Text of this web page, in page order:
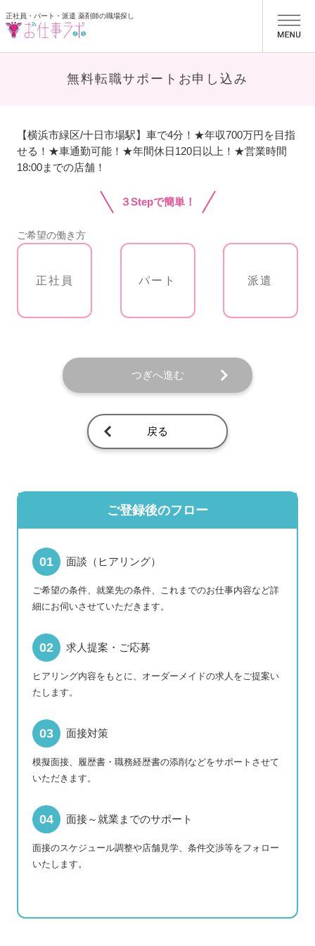
正社員・パート・派遣 薬剤師の職場探し
無料転職サポートお申し込み
【横浜市緑区/十日市場駅】車で4分！★年収700万円を目指
せる！★車通勤可能！★年間休日120日以上！★営業時間
18:00までの店舗！
３Stepで簡単！
ご希望の働き方
正社員 パート 派遣
つぎへ進む
戻る
ご登録後のフロー
面談（ヒアリング）
ご希望の条件、就業先の条件、これまでのお仕事内容など詳
細にお伺いさせていただきます。
求人提案・ご応募
ヒアリング内容をもとに、オーダーメイドの求人をご提案い
たします。
面接対策
模擬面接、履歴書・職務経歴書の添削などをサポートさせて
いただきます。
面接～就業までのサポート
面接のスケジュール調整や店舗見学、条件交渉等をフォロー
いたします。